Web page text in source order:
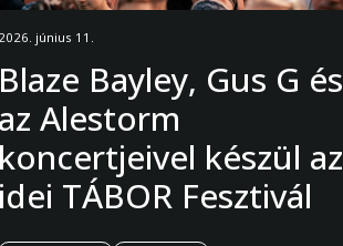
2026. június 11.
Blaze Bayley, Gus G és
az Alestorm
koncertjeivel készül az
idei TÁBOR Fesztivál